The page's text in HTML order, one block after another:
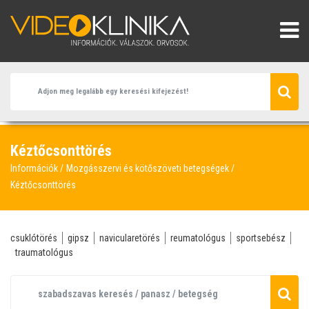
Kéztőcsonttörés
Információk
Mozgásszervi és kötőszöveti betegségek
Kéztőcsonttörés
csuklótörés gipsz navicularetörés reumatológus
sportsebész
traumatológus